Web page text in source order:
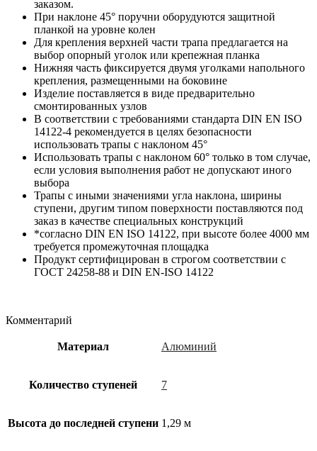
заказом.
При наклоне 45° поручни оборудуются защитной
планкой на уровне колен
Для крепления верхней части трапа предлагается на
выбор опорный уголок или крепежная планка
Нижняя часть фиксируется двумя уголками напольного
крепления, размещенными на боковине
Изделие поставляется в виде предварительно
смонтированных узлов
В соответствии с требованиями стандарта DIN EN ISO
14122-4 рекомендуется в целях безопасности
использовать трапы с наклоном 45°
Использовать трапы с наклоном 60° только в том случае,
если условия выполнения работ не допускают иного
выбора
Трапы с иными значениями угла наклона, ширины
ступени, другим типом поверхности поставляются под
заказ в качестве специальных конструкций
*согласно DIN EN ISO 14122, при высоте более 4000 мм
требуется промежуточная площадка
Продукт сертифицирован в строгом соответствии с
ГОСТ 24258-88 и DIN EN-ISO 14122
Комментарий
Материал Алюминий
Количество ступеней 7
Высота до последней ступени 1,29 м